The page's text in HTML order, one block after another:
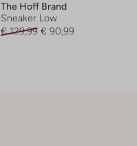
The Hoff Brand
Sneaker Low
€ 129,99 € 90,99